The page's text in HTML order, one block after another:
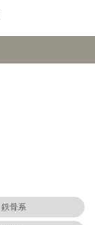
鉄骨系